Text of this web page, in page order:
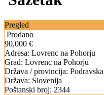
Pregled
Prodano
90,000 €
Adresa: Lovrenc na Pohorju
Grad: Lovrenc na Pohorju
Država / provincija: Podravska
Država: Slovenija
Poštanski broj: 2344